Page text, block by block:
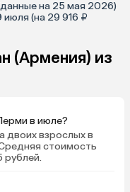
на 25 мая 2026)
(на 29 916 ₽
(Армения) из
в июле?
двоих взрослых в
стоимость
рублей.